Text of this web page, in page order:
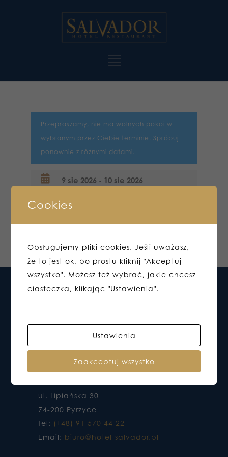
Przepraszamy, nie ma wolnych pokoi w
wybranym przez Ciebie terminie. Spróbuj
ponownie z różnymi datami.
HOTEL DO KTÓREGO CHCESZ WRACAĆ
ul. Lipiańska 30
74-200 Pyrzyce
Tel: (+48) 91 570 44 22
Email: biuro@hotel-salvador.pl
Cookies
Obsługujemy pliki cookies. Jeśli uważasz,
że to jest ok, po prostu kliknij "Akceptuj
wszystko". Możesz też wybrać, jakie chcesz
ciasteczka, klikając "Ustawienia".
Ustawienia
Zaakceptuj wszystko